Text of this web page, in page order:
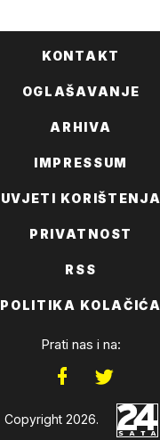
KONTAKT
OGLAŠAVANJE
ARHIVA
IMPRESSUM
UVJETI KORIŠTENJA
PRIVATNOST
RSS
POLITIKA KOLAČIĆA
Prati nas i na:
Copyright 2026.